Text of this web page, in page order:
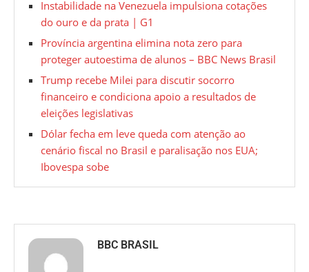
Instabilidade na Venezuela impulsiona cotações
do ouro e da prata | G1
Província argentina elimina nota zero para
proteger autoestima de alunos – BBC News Brasil
Trump recebe Milei para discutir socorro
financeiro e condiciona apoio a resultados de
eleições legislativas
Dólar fecha em leve queda com atenção ao
cenário fiscal no Brasil e paralisação nos EUA;
Ibovespa sobe
BBC BRASIL